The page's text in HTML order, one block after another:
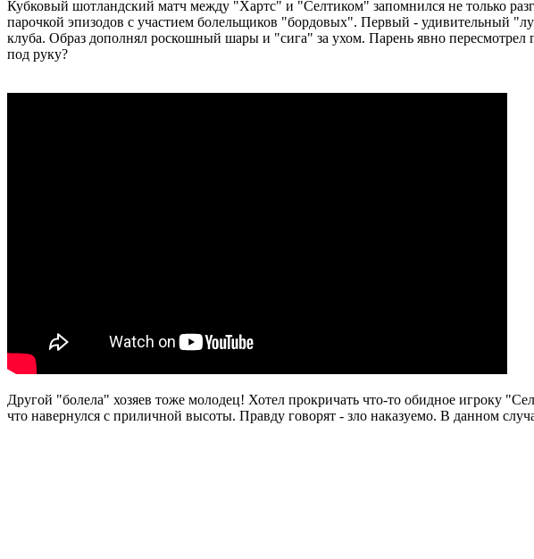
Кубковый шотландский матч между "Хартс" и "Селтиком" запомнился не только
парочкой эпизодов с участием болельщиков "бордовых". Первый - удивительный
клуба. Образ дополнял роскошный шары и "сига" за ухом. Парень явно
под руку?
Другой "болела" хозяев тоже молодец! Хотел прокричать что-то обидное игроку
что навернулся с приличной высоты. Правду говорят - зло наказуемо. В данном